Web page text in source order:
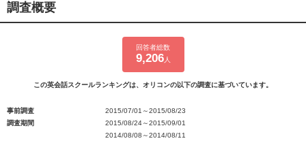
調査概要
回答者総数
9,206人
この英会話スクールランキングは、オリコンの以下の調査に基づいています。
事前調査
2015/07/01～2015/08/23
調査期間
2015/08/24～2015/09/01
2014/08/08～2014/08/11